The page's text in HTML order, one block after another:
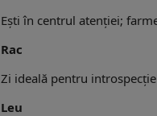
Ești în centrul atenției;
Rac
Zi ideală pentru
Leu